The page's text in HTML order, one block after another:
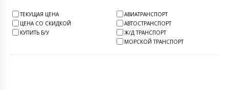
ТЕКУЩАЯ ЦЕНА
ЦЕНА СО СКИДКОЙ
КУПИТЬ Б/У
АВИАТРАНСПОРТ
АВТОСТРАНСПОРТ
Ж/Д ТРАНСПОРТ
МОРСКОЙ ТРАНСПОРТ